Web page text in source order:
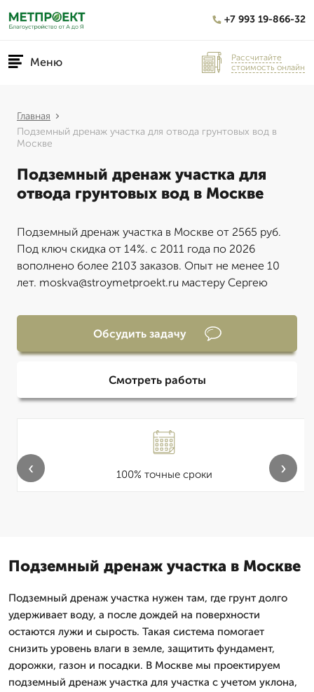
+7 993 19-866-32
Меню
Рассчитайте
стоимость онлайн
Главная
Подземный дренаж участка для отвода грунтовых вод в
Москве
Подземный дренаж участка для
отвода грунтовых вод в Москве
Подземный дренаж участка в Москве от 2565 руб.
Под ключ скидка от 14%. с 2011 года по 2026
вополнено более 2103 заказов. Опыт не менее 10
лет. moskva@stroymetproekt.ru мастеру Сергею
Обсудить задачу
Смотреть работы
100% точные сроки
‹ ›
Подземный дренаж участка в Москве
Подземный дренаж участка нужен там, где грунт долго
удерживает воду, а после дождей на поверхности
остаются лужи и сырость. Такая система помогает
снизить уровень влаги в земле, защитить фундамент,
дорожки, газон и посадки. В Москве мы проектируем
подземный дренаж участка для участка с учетом уклона,